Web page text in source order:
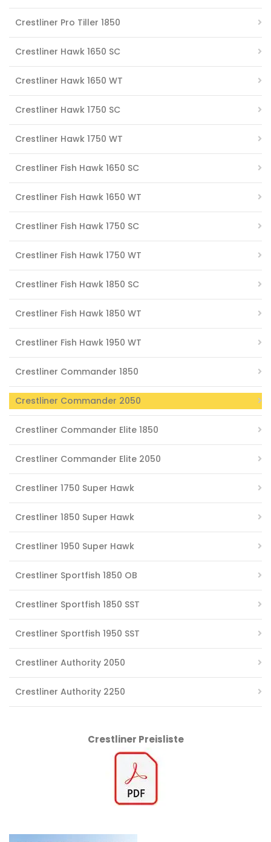
Crestliner Pro Tiller 1850
Crestliner Hawk 1650 SC
Crestliner Hawk 1650 WT
Crestliner Hawk 1750 SC
Crestliner Hawk 1750 WT
Crestliner Fish Hawk 1650 SC
Crestliner Fish Hawk 1650 WT
Crestliner Fish Hawk 1750 SC
Crestliner Fish Hawk 1750 WT
Crestliner Fish Hawk 1850 SC
Crestliner Fish Hawk 1850 WT
Crestliner Fish Hawk 1950 WT
Crestliner Commander 1850
Crestliner Commander 2050
Crestliner Commander Elite 1850
Crestliner Commander Elite 2050
Crestliner 1750 Super Hawk
Crestliner 1850 Super Hawk
Crestliner 1950 Super Hawk
Crestliner Sportfish 1850 OB
Crestliner Sportfish 1850 SST
Crestliner Sportfish 1950 SST
Crestliner Authority 2050
Crestliner Authority 2250
Crestliner Preisliste